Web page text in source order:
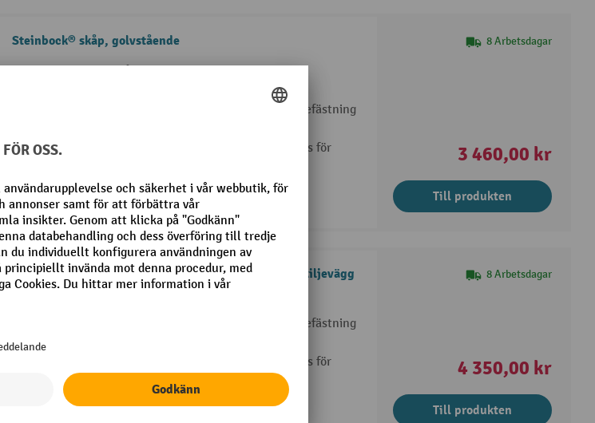
Steinbock® skåp, golvstående
Med förborrade hål för förankring i vägg och för befästning
Finns som tillval med cylinderlås eller vridregellås för
6 Varianter
8 Arbetsdagar
3 460,00 kr
Till produkten
Steinbock® dubbelspind, golvstående, med mellanskiljevägg
Med förborrade hål för förankring i vägg och för befästning
av flera stängfackskåp
Finns som tillval med cylinderlås eller vridregellås för
hänglås
8 Arbetsdagar
4 350,00 kr
Till produkten